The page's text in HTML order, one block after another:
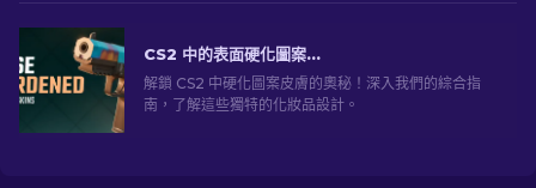
CS2 中的表面硬化圖案皮膚：完整指南 [2026]
解鎖 CS2 中硬化圖案皮膚的奧秘！深入我們的綜合指
南，了解這些獨特的化妝品設計。